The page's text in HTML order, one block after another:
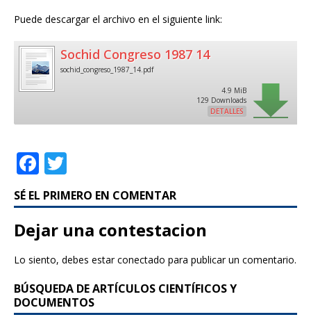
Puede descargar el archivo en el siguiente link:
Sochid Congreso 1987 14
sochid_congreso_1987_14.pdf
4.9 MiB
129 Downloads
DETALLES
F
a
c
e
b
o
w
it
te
r
SÉ EL PRIMERO EN COMENTAR
Dejar una contestacion
Lo siento, debes estarconectado para publicar un comentario.
BÚSQUEDA DE ARTÍCULOS CIENTÍFICOS Y
DOCUMENTOS